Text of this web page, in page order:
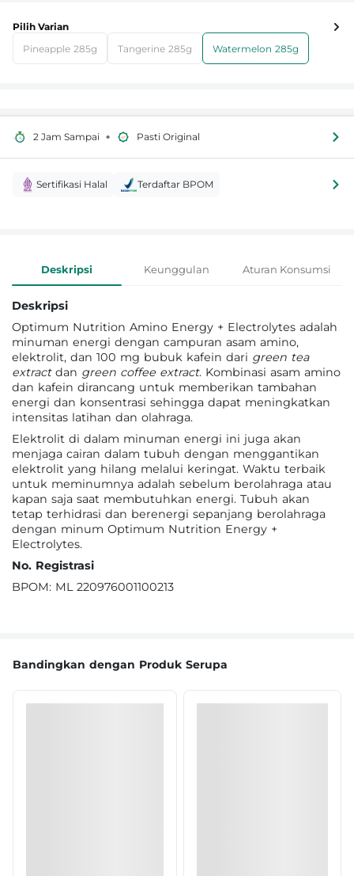
Pilih Varian
Pineapple 285g
Tangerine 285g Watermelon 285g
2 Jam Sampai • Pasti Original
Sertifikasi Halal Terdaftar BPOM
Informasi Produk
Deskripsi Keunggulan Aturan Konsumsi
Deskripsi
Optimum Nutrition Amino Energy + Electrolytes adalah
minuman energi dengan campuran asam amino,
elektrolit, dan 100 mg bubuk kafein dari green tea
extractdan green coffee extract. Kombinasi asam amino
dan kafein dirancang untuk memberikan tambahan
energi dan konsentrasi sehingga dapat meningkatkan
intensitas latihan dan olahraga.
Elektrolit di dalam minuman energi ini juga akan
menjaga cairan dalam tubuh dengan menggantikan
elektrolit yang hilang melalui keringat. Waktu terbaik
untuk meminumnya adalah sebelum berolahraga atau
kapan saja saat membutuhkan energi. Tubuh akan
tetap terhidrasi dan berenergi sepanjang berolahraga
dengan minum Optimum Nutrition Energy +
Electrolytes.
No. Registrasi
BPOM: ML 220976001100213
Bandingkan dengan Produk Serupa